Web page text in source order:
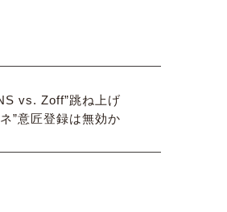
vs. Zoff”跳ね上げ
”意匠登録は無効か